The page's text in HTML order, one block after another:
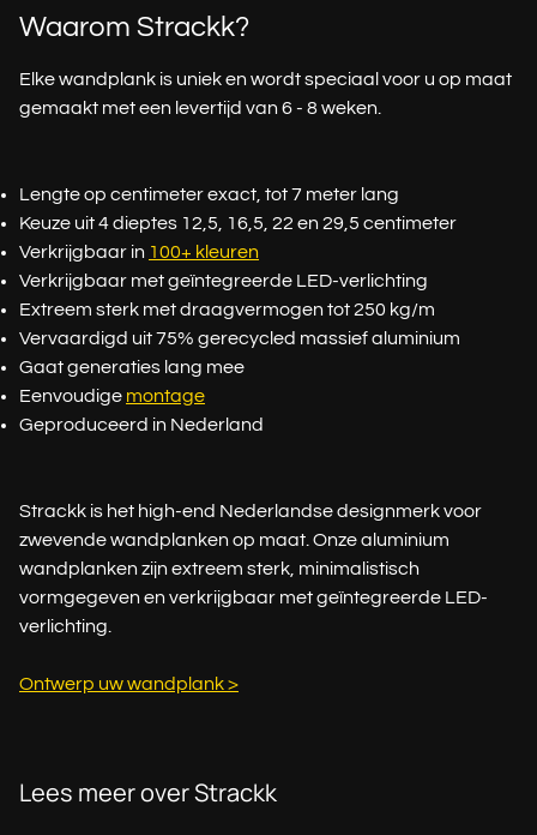
Waarom Strackk?
Elke wandplank is uniek en wordt speciaal voor u op maat
gemaakt met een levertijd van 6 - 8 weken.
Lengte op centimeter exact, tot 7 meter lang
Keuze uit 4 dieptes 12,5, 16,5, 22 en 29,5 centimeter
Verkrijgbaar in 100+ kleuren
Verkrijgbaar met geïntegreerde LED-verlichting
Extreem sterk met draagvermogen tot 250 kg/m
Vervaardigd uit 75% gerecycled massief aluminium
Gaat generaties lang mee
Eenvoudige montage
Geproduceerd in Nederland
Strackk is het high-end Nederlandse designmerk voor
zwevende wandplanken op maat. Onze aluminium
wandplanken zijn extreem sterk, minimalistisch
vormgegeven en verkrijgbaar met geïntegreerde LED-
verlichting.
Ontwerp uw wandplank >
Lees meer over Strackk